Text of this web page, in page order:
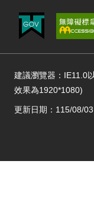
建議瀏覽器：IE11.0
效果為1920*1080)
更新日期：115/08/